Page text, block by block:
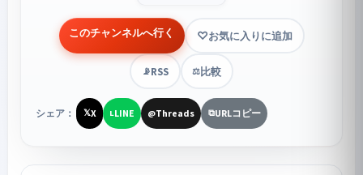
このチャンネルへ行く お気に入りに追加
📡RSS ⚖️比較
シェア： 𝕏X LLINE @Threads ⧉URLコピー